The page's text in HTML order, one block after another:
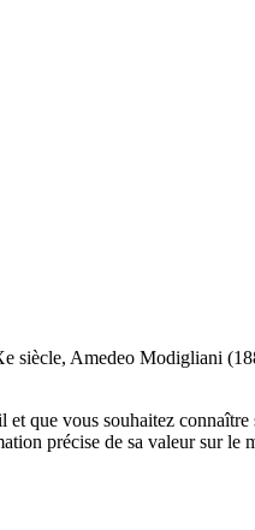
Amedeo Modigliani
que vous souhaitez
précise de sa valeur sur